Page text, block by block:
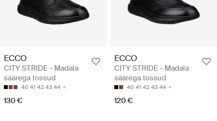
ECCO
CITY STRIDE - Madala
säärega tossud
40 41 42 43 44
130 €
ECCO
CITY STRIDE - Madala
säärega tossud
40 41 42 43 44
120 €